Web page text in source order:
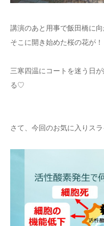
講演のあと用事で飯田橋に向
そこに開き始めた桜の花が！
三寒四温にコートを迷う日
る♡
さて、今回のお気に入りス